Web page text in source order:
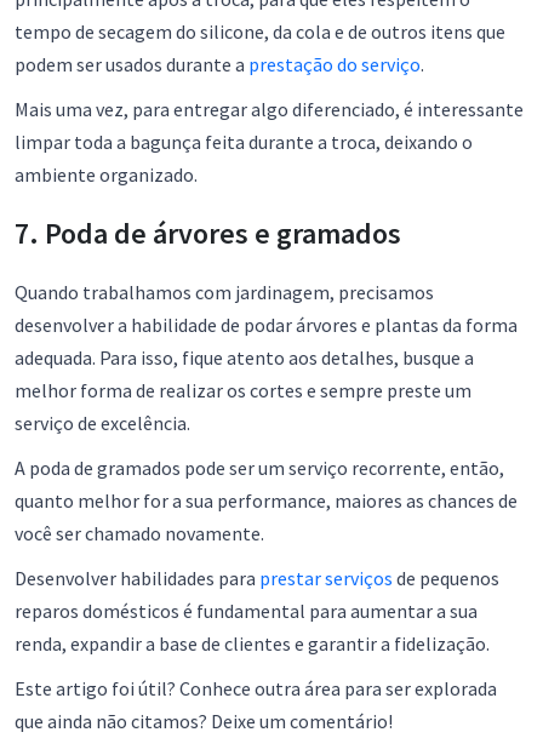
tempo de secagem do silicone, da cola e de outros itens que
podem ser usados durante a prestação do serviço.
Mais uma vez, para entregar algo diferenciado, é interessante
limpar toda a bagunça feita durante a troca, deixando o
ambiente organizado.
7. Poda de árvores e gramados
Quando trabalhamos com jardinagem, precisamos
desenvolver a habilidade de podar árvores e plantas da forma
adequada. Para isso, fique atento aos detalhes, busque a
melhor forma de realizar os cortes e sempre preste um
serviço de excelência.
A poda de gramados pode ser um serviço recorrente, então,
quanto melhor for a sua performance, maiores as chances de
você ser chamado novamente.
Desenvolver habilidades para prestar serviços de pequenos
reparos domésticos é fundamental para aumentar a sua
renda, expandir a base de clientes e garantir a fidelização.
Este artigo foi útil? Conhece outra área para ser explorada
que ainda não citamos? Deixe um comentário!